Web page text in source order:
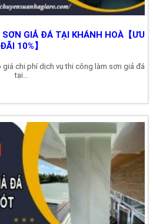
GIẢ ĐÁ TẠI KHÁNH HOÀ【ƯU
ĐÃI 10%】
chi phí dịch vụ thi công làm sơn giả đá
tại...